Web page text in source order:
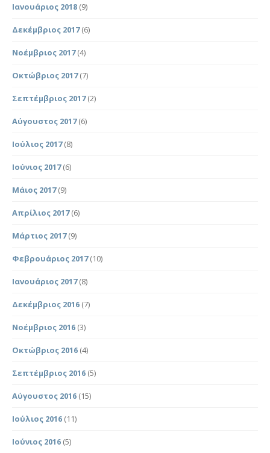
Ιανουάριος 2018 (9)
Δεκέμβριος 2017(6)
Νοέμβριος 2017(4)
Οκτώβριος 2017(7)
Σεπτέμβριος 2017(2)
Αύγουστος 2017(6)
Ιούλιος 2017(8)
Ιούνιος 2017(6)
Μάιος 2017(9)
Απρίλιος 2017(6)
Μάρτιος 2017(9)
Φεβρουάριος 2017(10)
Ιανουάριος 2017(8)
Δεκέμβριος 2016 (7)
Νοέμβριος 2016 (3)
Οκτώβριος 2016 (4)
Σεπτέμβριος 2016 (5)
Αύγουστος 2016 (15)
Ιούλιος 2016 (11)
Ιούνιος 2016 (5)